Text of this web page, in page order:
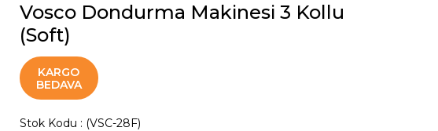
Vosco Dondurma Makinesi 3 Kollu
(Soft)
KARGO
BEDAVA
Stok Kodu
(VSC-28F)